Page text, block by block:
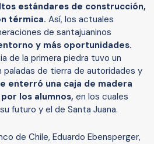
estándares de construcción,
térmica. Así, los actuales
de santajuaninos
y más oportunidades.
de la primera piedra tuvo un
paladas de tierra de autoridades y
enterró una caja de madera
los alumnos, en los cuales
futuro y el de Santa Juana.
de Chile, Eduardo Ebensperger,